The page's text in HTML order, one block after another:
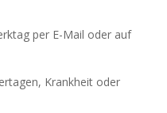
per E-Mail oder auf
Krankheit oder